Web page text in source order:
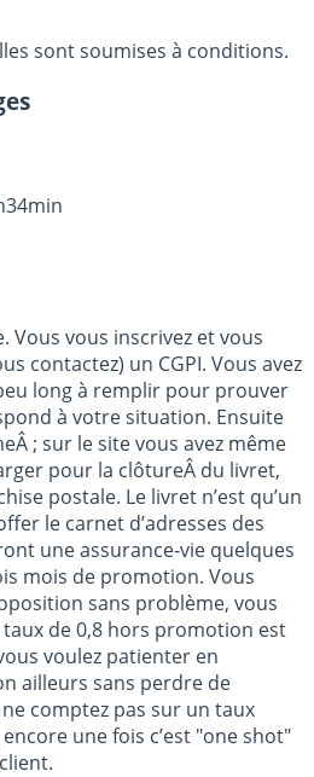
sont soumises à conditions.
Vous vous inscrivez et vous
contactez) un CGPI. Vous avez
long à remplir pour prouver
à votre situation. Ensuite
; sur le site vous avez même
pour la clôtureÂ du livret,
postale. Le livret n’est qu’un
le carnet d’adresses des
une assurance-vie quelques
mois de promotion. Vous
sans problème, vous
taux de 0,8 hors promotion est
voulez patienter en
ailleurs sans perdre de
comptez pas sur un taux
une fois c’est "one shot"